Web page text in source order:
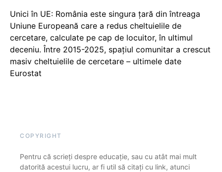
Unici în UE: România este singura țară din întreaga
Uniune Europeană care a redus cheltuielile de
cercetare, calculate pe cap de locuitor, în ultimul
deceniu. Între 2015-2025, spațiul comunitar a crescut
masiv cheltuielile de cercetare – ultimele date
Eurostat
COPYRIGHT
Pentru că scrieți despre educație, sau cu atât mai mult
datorită acestui lucru, ar fi util să citați cu link, atunci